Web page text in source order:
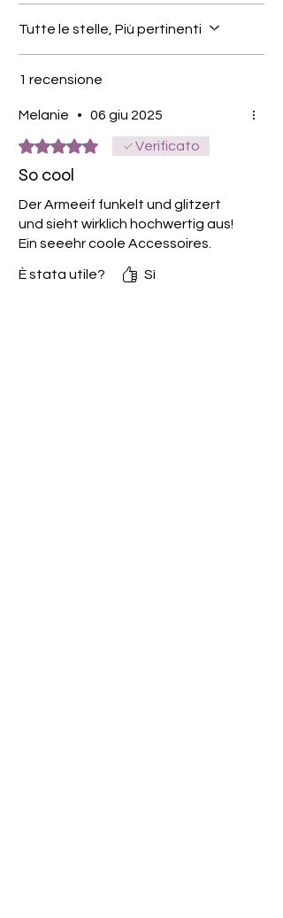
Tutte le stelle, Più pertinenti
1 recensione
Melanie • 06 giu 2025
Valutazione 5 stelle su 5.
Verificato
So cool
Der Armeeif funkelt und glitzert
und sieht wirklich hochwertig aus!
Ein seeehr coole Accessoires.
È stata utile? Sì